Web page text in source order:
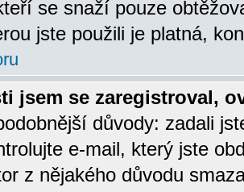
se snaží pouze
jste použili je platná,
jsem se zaregistroval,
důvody: zadali
e-mail, který jste
z nějakého důvodu